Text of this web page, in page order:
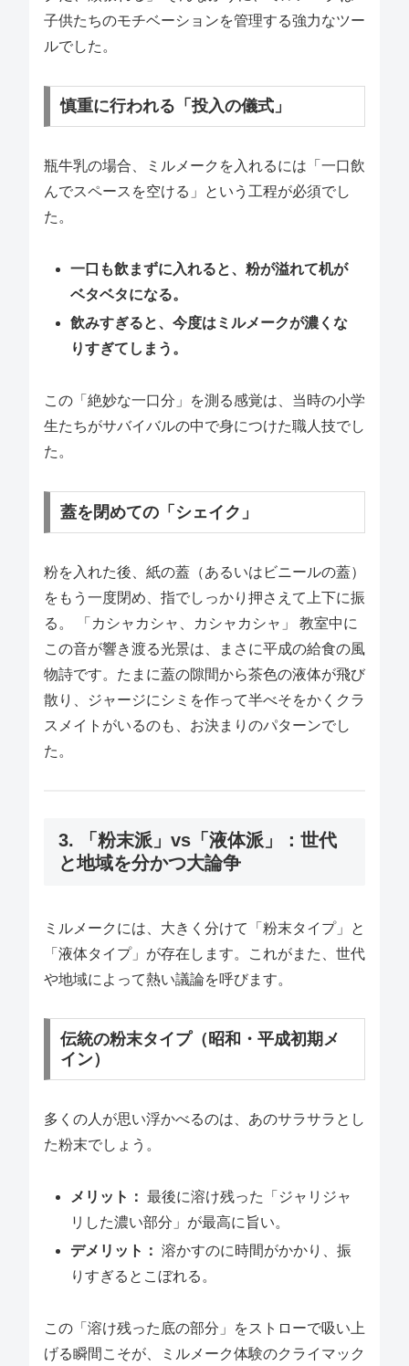
子供たちのモチベーションを管理する強力なツー
ルでした。
慎重に行われる「投入の儀式」
瓶牛乳の場合、ミルメークを入れるには「一口飲
んでスペースを空ける」という工程が必須でし
た。
一口も飲まずに入れると、粉が溢れて机が
ベタベタになる。
飲みすぎると、今度はミルメークが濃くな
りすぎてしまう。
この「絶妙な一口分」を測る感覚は、当時の小学
生たちがサバイバルの中で身につけた職人技でし
た。
蓋を閉めての「シェイク」
粉を入れた後、紙の蓋（あるいはビニールの蓋）
をもう一度閉め、指でしっかり押さえて上下に振
る。 「カシャカシャ、カシャカシャ」 教室中に
この音が響き渡る光景は、まさに平成の給食の風
物詩です。たまに蓋の隙間から茶色の液体が飛び
散り、ジャージにシミを作って半べそをかくクラ
スメイトがいるのも、お決まりのパターンでし
た。
3. 「粉末派」vs「液体派」：世代
と地域を分かつ大論争
ミルメークには、大きく分けて「粉末タイプ」と
「液体タイプ」が存在します。これがまた、世代
や地域によって熱い議論を呼びます。
伝統の粉末タイプ（昭和・平成初期メ
イン）
多くの人が思い浮かべるのは、あのサラサラとし
た粉末でしょう。
メリット： 最後に溶け残った「ジャリジャ
リした濃い部分」が最高に旨い。
デメリット： 溶かすのに時間がかかり、振
りすぎるとこぼれる。
この「溶け残った底の部分」をストローで吸い上
げる瞬間こそが、ミルメーク体験のクライマック